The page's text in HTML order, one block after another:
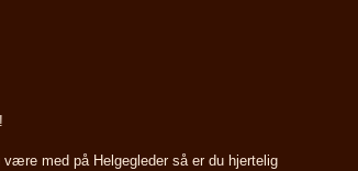
med på Helgegleder så er du hjertelig